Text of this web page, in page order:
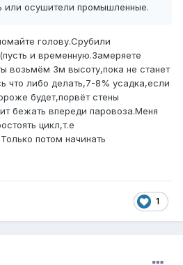
или осушители промышленные.
голову.Срубили
и временную.Замеряете
возьмём 3м высоту,пока не станет
что либо делать,7-8% усадка,если
будет,порвёт стены
бежать впереди паровоза.Меня
цикл,т.е
потом начинать
1